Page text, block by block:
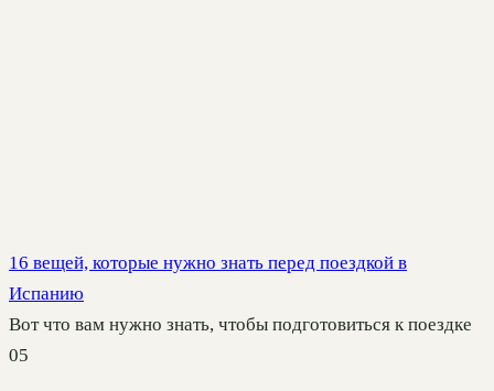
16 вещей, которые нужно знать перед поездкой в
Испанию
Вот что вам нужно знать, чтобы подготовиться к поездке
05